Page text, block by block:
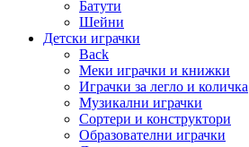
Батути
Шейни
Детски играчки
Back
Меки играчки и книжки
Играчки за легло и количка
Музикални играчки
Сортери и конструктори
Образователни играчки